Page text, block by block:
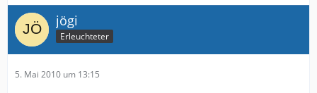
jögi
Erleuchteter
5. Mai 2010 um 13:15